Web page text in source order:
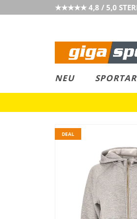
★★★★★ 4,8 / 5,0
NEU
DEAL